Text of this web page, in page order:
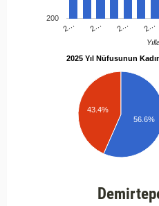
2… 2… 2… 2…
200
2025 Yıl Nüfusunun
43.4%
56.6%